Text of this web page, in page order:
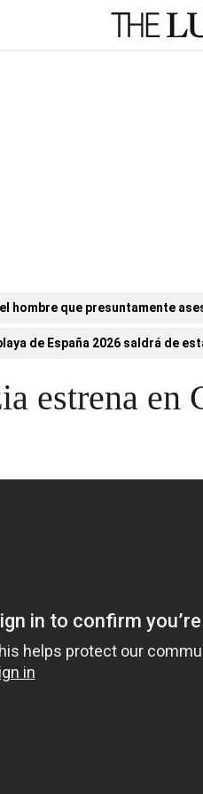
hombre que presuntamente
de España 2026 saldrá de
estrena en